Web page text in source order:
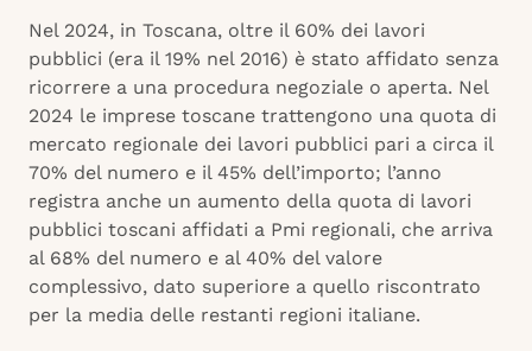
Nel 2024, in Toscana, oltre il 60% dei lavori
pubblici (era il 19% nel 2016) è stato affidato senza
ricorrere a una procedura negoziale o aperta. Nel
2024 le imprese toscane trattengono una quota di
mercato regionale dei lavori pubblici pari a circa il
70% del numero e il 45% dell’importo; l’anno
registra anche un aumento della quota di lavori
pubblici toscani affidati a Pmi regionali, che arriva
al 68% del numero e al 40% del valore
complessivo, dato superiore a quello riscontrato
per la media delle restanti regioni italiane.